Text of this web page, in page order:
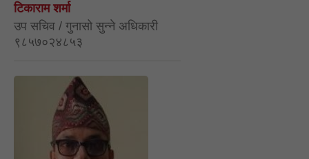
टिकाराम शर्मा
उप सचिव / गुनासो सुन्ने अधिकारी
९८५७०२४८५३